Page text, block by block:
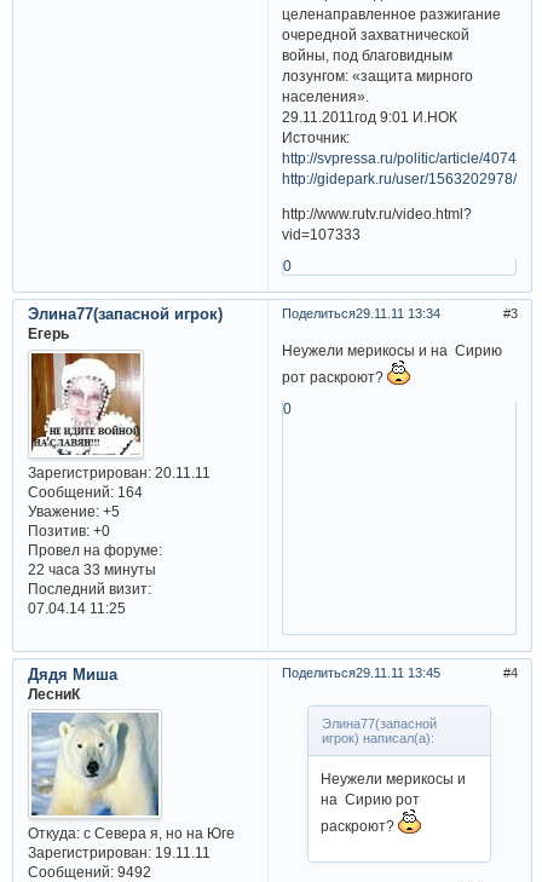
целенаправленное разжигание
очередной захватнической
войны, под благовидным
лозунгом: «защита мирного
населения».
29.11.2011год 9:01 И.НОК
Источник:
http://svpressa.ru/politic/article/40746/
http://gidepark.ru/user/1563202978/
http://www.rutv.ru/video.html?
vid=107333
0
Поделиться 3
29.11.11 13:34
Элина77(запасной игрок)
Егерь
Зарегистрирован: 20.11.11
Сообщений:164
Уважение: +5
Позитив: +0
Провел на форуме:
22 часа 33 минуты
Последний визит:
07.04.14 11:25
Неужели мерикосы и на Сирию
рот раскроют?
0
Поделиться 4
29.11.11 13:45
Дядя Миша
ЛесниК
Откуда:с Севера я, но на Юге
Зарегистрирован: 19.11.11
Сообщений:9492
Элина77(запасной
игрок) написал(а):
Неужели мерикосы и
на Сирию рот
раскроют?